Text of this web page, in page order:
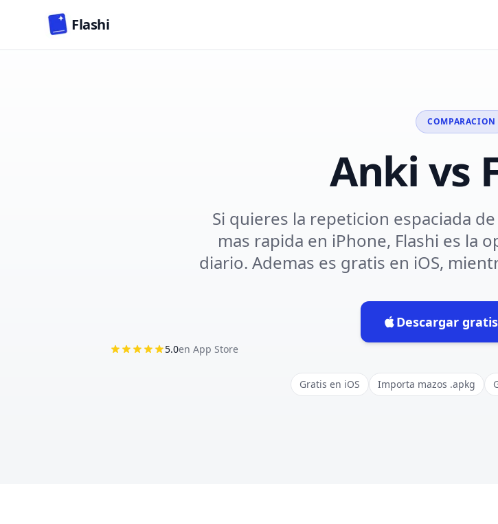
Flashi
COMPARACION
Anki vs
Si quieres la repeticion espaciada
mas rapida en iPhone, Flashi es la
diario. Ademas es gratis en iOS,
Descargar
5.0en App Store
Gratis en iOS Importa mazos .apkg